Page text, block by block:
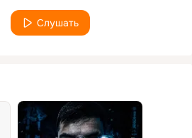
Слушать